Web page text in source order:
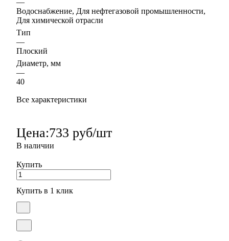
Водоснабжение, Для нефтегазовой промышленности,
Для химической отрасли
Тип
—
Плоский
Диаметр, мм
—
40
Все характеристики
Цена:733 руб/шт
В наличии
Купить
Купить в 1 клик